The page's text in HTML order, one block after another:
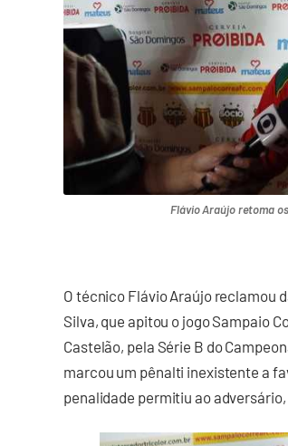
Flávio Araújo retoma
O técnico Flávio Araújo reclamou
Silva, que apitou o jogo Sampaio
Castelão, pela Série B do
marcou um pênalti inexistente a
penalidade permitiu ao